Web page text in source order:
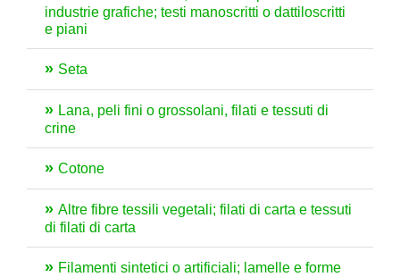
industrie grafiche; testi manoscritti o dattiloscritti
e piani
Seta
Lana, peli fini o grossolani, filati e tessuti di
crine
Cotone
Altre fibre tessili vegetali; filati di carta e tessuti
di filati di carta
Filamenti sintetici o artificiali; lamelle e forme